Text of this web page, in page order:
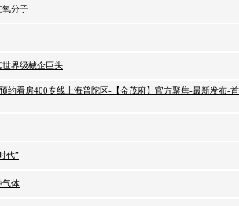
氧分子
界级械企巨头
约看房400专线上海普陀区-【金茂府】官方聚焦-最新发布-
代”
气体